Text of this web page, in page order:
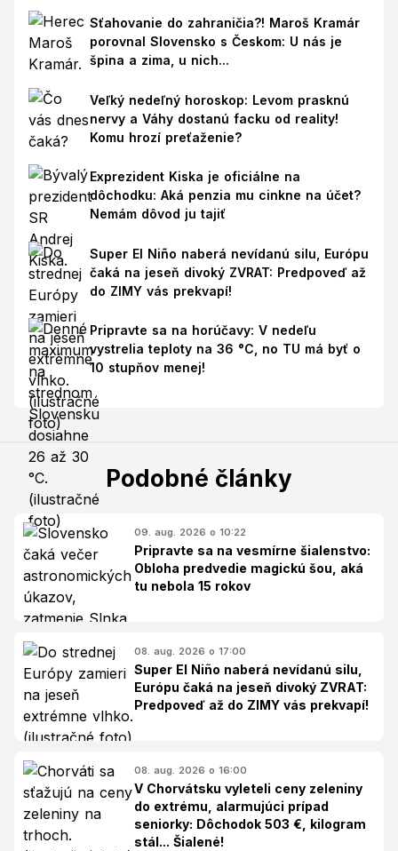
Sťahovanie do zahraničia?! Maroš Kramár
porovnal Slovensko s Českom: U nás je
špina a zima, u nich...
Veľký nedeľný horoskop: Levom prasknú
nervy a Váhy dostanú facku od reality!
Komu hrozí preťaženie?
Exprezident Kiska je oficiálne na
dôchodku: Aká penzia mu cinkne na účet?
Nemám dôvod ju tajiť
Super El Niño naberá nevídanú silu, Európu
čaká na jeseň divoký ZVRAT: Predpoveď až
do ZIMY vás prekvapí!
Pripravte sa na horúčavy: V nedeľu
vystrelia teploty na 36 °C, no TU má byť o
10 stupňov menej!
Podobné články
09. aug. 2026 o 10:22
Pripravte sa na vesmírne šialenstvo:
Obloha predvedie magickú šou, aká
tu nebola 15 rokov
08. aug. 2026 o 17:00
Super El Niño naberá nevídanú silu,
Európu čaká na jeseň divoký ZVRAT:
Predpoveď až do ZIMY vás prekvapí!
08. aug. 2026 o 16:00
V Chorvátsku vyleteli ceny zeleniny
do extrému, alarmujúci prípad
seniorky: Dôchodok 503 €, kilogram
stál... Šialené!